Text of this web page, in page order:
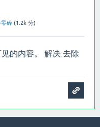
零碎 (1.2k 分)
的内容。 解决:去除